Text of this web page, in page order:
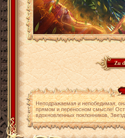
Неподражаемая и непобедимая,
прямом и переносном смысле!
вдохновленных поклонников,